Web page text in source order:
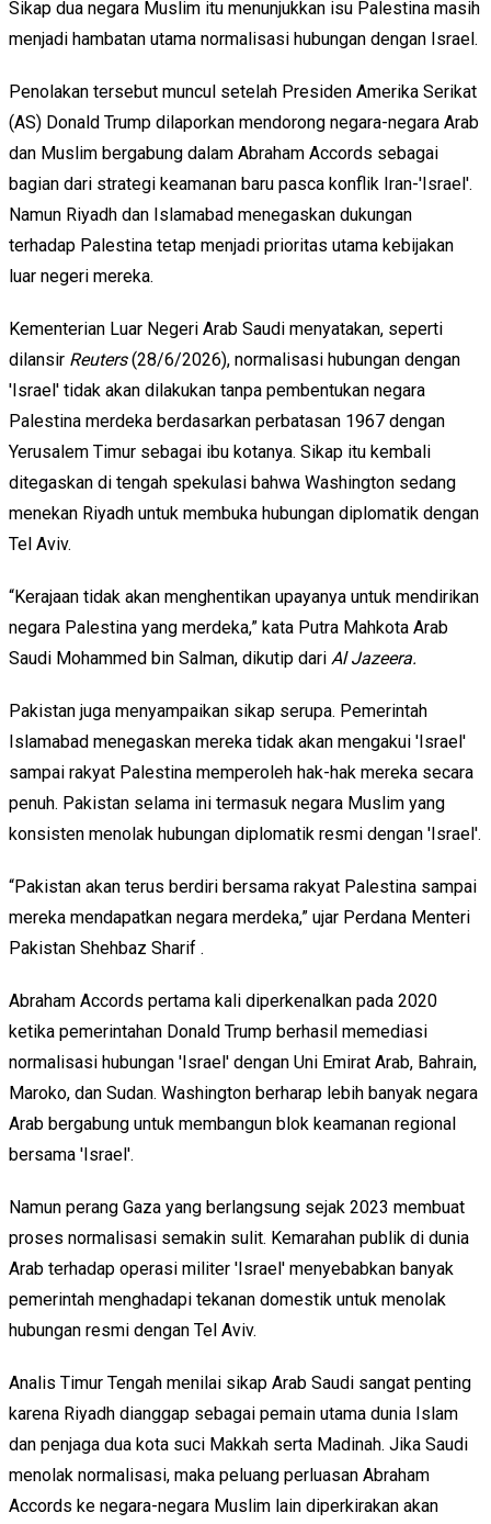
Sikap dua negara Muslim itu menunjukkan isu Palestina masih
menjadi hambatan utama normalisasi hubungan dengan Israel.
Penolakan tersebut muncul setelah Presiden Amerika Serikat
(AS) Donald Trump dilaporkan mendorong negara-negara Arab
dan Muslim bergabung dalam Abraham Accords sebagai
bagian dari strategi keamanan baru pasca konflik Iran-'Israel'.
Namun Riyadh dan Islamabad menegaskan dukungan
terhadap Palestina tetap menjadi prioritas utama kebijakan
luar negeri mereka.
Kementerian Luar Negeri Arab Saudi menyatakan, seperti
dilansir Reuters(28/6/2026), normalisasi hubungan dengan
'Israel' tidak akan dilakukan tanpa pembentukan negara
Palestina merdeka berdasarkan perbatasan 1967 dengan
Yerusalem Timur sebagai ibu kotanya. Sikap itu kembali
ditegaskan di tengah spekulasi bahwa Washington sedang
menekan Riyadh untuk membuka hubungan diplomatik dengan
Tel Aviv.
“Kerajaan tidak akan menghentikan upayanya untuk mendirikan
negara Palestina yang merdeka,” kata Putra Mahkota Arab
Saudi Mohammed bin Salman, dikutip dari Al Jazeera.
Pakistan juga menyampaikan sikap serupa. Pemerintah
Islamabad menegaskan mereka tidak akan mengakui 'Israel'
sampai rakyat Palestina memperoleh hak-hak mereka secara
penuh. Pakistan selama ini termasuk negara Muslim yang
konsisten menolak hubungan diplomatik resmi dengan 'Israel'.
“Pakistan akan terus berdiri bersama rakyat Palestina sampai
mereka mendapatkan negara merdeka,” ujar Perdana Menteri
Pakistan Shehbaz Sharif .
Abraham Accords pertama kali diperkenalkan pada 2020
ketika pemerintahan Donald Trump berhasil memediasi
normalisasi hubungan 'Israel' dengan Uni Emirat Arab, Bahrain,
Maroko, dan Sudan. Washington berharap lebih banyak negara
Arab bergabung untuk membangun blok keamanan regional
bersama 'Israel'.
Namun perang Gaza yang berlangsung sejak 2023 membuat
proses normalisasi semakin sulit. Kemarahan publik di dunia
Arab terhadap operasi militer 'Israel' menyebabkan banyak
pemerintah menghadapi tekanan domestik untuk menolak
hubungan resmi dengan Tel Aviv.
Analis Timur Tengah menilai sikap Arab Saudi sangat penting
karena Riyadh dianggap sebagai pemain utama dunia Islam
dan penjaga dua kota suci Makkah serta Madinah. Jika Saudi
menolak normalisasi, maka peluang perluasan Abraham
Accords ke negara-negara Muslim lain diperkirakan akan